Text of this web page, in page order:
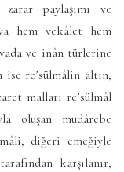
paylaşımı ve
hem vekâlet hem
ve inân türlerine
ise re’sülmâlin altın,
malları re’sülmâl
oluşan mudârebe
diğeri emeğiyle
karşılanır;